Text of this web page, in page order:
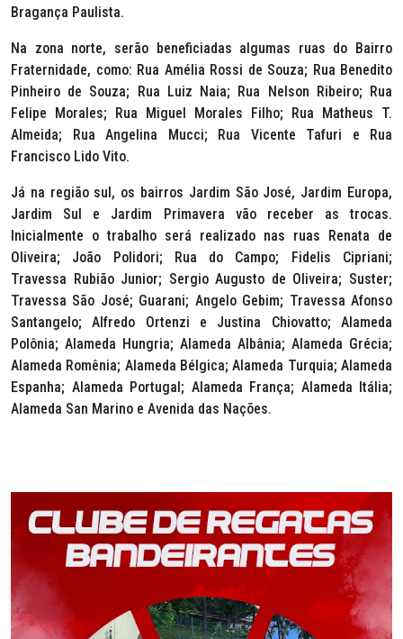
Bragança Paulista.
Na zona norte, serão beneficiadas algumas ruas do Bairro
Fraternidade, como: Rua Amélia Rossi de Souza; Rua Benedito
Pinheiro de Souza; Rua Luiz Naia; Rua Nelson Ribeiro; Rua
Felipe Morales; Rua Miguel Morales Filho; Rua Matheus T.
Almeida; Rua Angelina Mucci; Rua Vicente Tafuri e Rua
Francisco Lido Vito.
Já na região sul, os bairros Jardim São José, Jardim Europa,
Jardim Sul e Jardim Primavera vão receber as trocas.
Inicialmente o trabalho será realizado nas ruas Renata de
Oliveira; João Polidori; Rua do Campo; Fidelis Cipriani;
Travessa Rubião Junior; Sergio Augusto de Oliveira; Suster;
Travessa São José; Guarani; Angelo Gebim; Travessa Afonso
Santangelo; Alfredo Ortenzi e Justina Chiovatto; Alameda
Polônia; Alameda Hungria; Alameda Albânia; Alameda Grécia;
Alameda Romênia; Alameda Bélgica; Alameda Turquia; Alameda
Espanha; Alameda Portugal; Alameda França; Alameda Itália;
Alameda San Marino e Avenida das Nações.